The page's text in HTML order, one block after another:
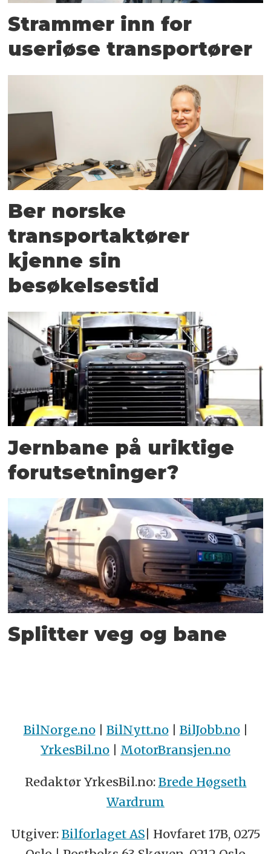
Strammer inn for
useriøse transportører
Ber norske
transportaktører
kjenne sin
besøkelsestid
Jernbane på uriktige
forutsetninger?
Splitter veg og bane
BilNorge.no| BilNytt.no| BilJobb.no|
YrkesBil.no | MotorBransjen.no
Redaktør YrkesBil.no: Brede Høgseth
Wardrum
Utgiver: Bilforlaget AS| Hovfaret 17B, 0275